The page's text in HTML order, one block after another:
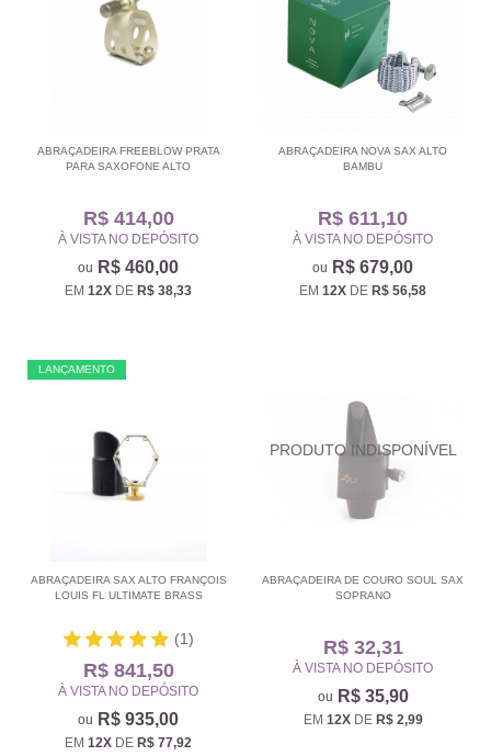
ABRAÇADEIRA FREEBLOW PRATA
PARA SAXOFONE ALTO
R$ 414,00
À VISTA NO DEPÓSITO
R$ 460,00
EM 12X DE R$ 38,33
ABRAÇADEIRA NOVA SAX ALTO
BAMBU
R$ 611,10
À VISTA NO DEPÓSITO
R$ 679,00
EM 12X DE R$ 56,58
LANÇAMENTO
ABRAÇADEIRA SAX ALTO FRANÇOIS
LOUIS FL ULTIMATE BRASS
(1)
R$ 841,50
À VISTA NO DEPÓSITO
R$ 935,00
EM 12X DE R$ 77,92
ABRAÇADEIRA DE COURO SOUL SAX
SOPRANO
R$ 32,31
À VISTA NO DEPÓSITO
R$ 35,90
EM 12XDE R$ 2,99